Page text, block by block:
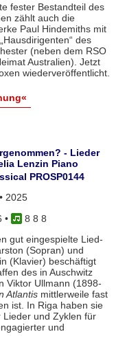
fester Bestandteil des
zählt auch die
Paul Hindemiths mit
des
(neben dem RSO
Australien). Jetzt
wiederveröffentlicht.
- Lieder
Lenzin Piano
PROSP0144
2025
•
8 8 8
gut eingespielte Lied-
(Sopran) und
(Klavier) beschäftigt
des in Auschwitz
Viktor Ullmann (1898-
Atlantismittlerweile fast
ist. In Riga haben sie
und Zyklen für
und